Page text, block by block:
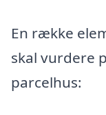
En række
skal vurdere
parcelhus: